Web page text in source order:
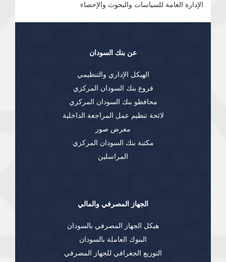
الإدارة العامة للسياسات والبحوث والإحصاء
عن بنك السودان
الهيكل الإداري والتنظيمي
فروع بنك السودان المركزي
محافظو بنك السودان المركزي
لائحة تنظيم عمل المراجعة الداخلية
معرض صور
مكتبة بنك السودان المركزي
المراسلين
الجهاز المصرفي والمالي
هيكل الجهاز المصرفي بالسودان
البنوك العاملة بالسودان
التوزيع الجغرافي للجهاز المصرفي